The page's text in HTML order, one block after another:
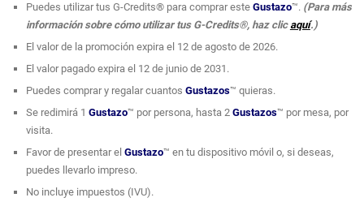
Puedes utilizar tus G-Credits® para comprar este Gustazo™. (Para más
información sobre cómo utilizar tus G-Credits®, haz clic aquí.)
El valor de la promoción expira el 12 de agosto de 2026.
El valor pagado expira el 12 de junio de 2031.
Puedes comprar y regalar cuantos Gustazos™ quieras.
Se redimirá 1 Gustazo™ por persona, hasta 2 Gustazos™ por mesa, por
visita.
Favor de presentar el Gustazo™ en tu dispositivo móvil o, si deseas,
puedes llevarlo impreso.
No incluye impuestos (IVU).